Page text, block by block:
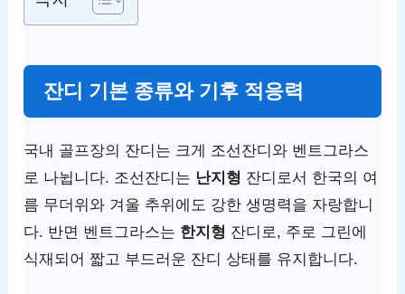
잔디 기본 종류와 기후 적응력
국내 골프장의 잔디는 크게 조선잔디와 벤트그라스
로 나뉩니다. 조선잔디는 난지형 잔디로서 한국의 여
름 무더위와 겨울 추위에도 강한 생명력을 자랑합니
다. 반면 벤트그라스는 한지형 잔디로, 주로 그린에
식재되어 짧고 부드러운 잔디 상태를 유지합니다.